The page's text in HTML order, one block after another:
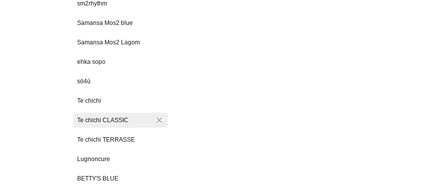
sm2rhythm
Samansa Mos2 blue
Samansa Mos2 Lagom
ehka sopo
sō4ū
Te chichi
Te chichi CLASSIC
Te chichi TERRASSE
Lugnoncure
BETTY'S BLUE